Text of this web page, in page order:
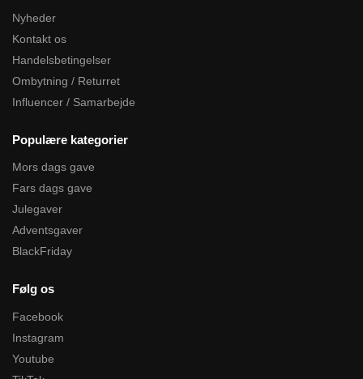
Nyheder
Kontakt os
Handelsbetingelser
Ombytning / Returret
Influencer / Samarbejde
Populære kategorier
Mors dags gave
Fars dags gave
Julegaver
Adventsgaver
BlackFriday
Følg os
Facebook
Instagram
Youtube